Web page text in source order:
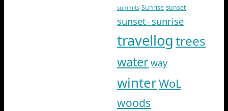
summits Sunrise sunset
sunset- sunrise
travellogtrees
waterway
winterWoL
woods